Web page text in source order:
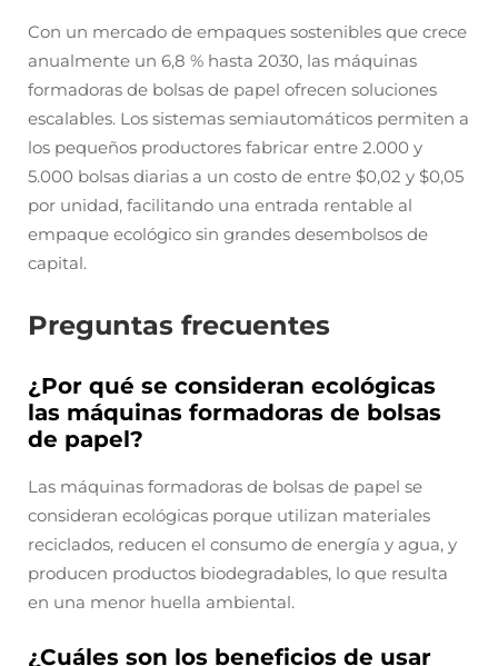
Con un mercado de empaques sostenibles que crece
anualmente un 6,8 % hasta 2030, las máquinas
formadoras de bolsas de papel ofrecen soluciones
escalables. Los sistemas semiautomáticos permiten a
los pequeños productores fabricar entre 2.000 y
5.000 bolsas diarias a un costo de entre $0,02 y $0,05
por unidad, facilitando una entrada rentable al
empaque ecológico sin grandes desembolsos de
capital.
Preguntas frecuentes
¿Por qué se consideran ecológicas
las máquinas formadoras de bolsas
de papel?
Las máquinas formadoras de bolsas de papel se
consideran ecológicas porque utilizan materiales
reciclados, reducen el consumo de energía y agua, y
producen productos biodegradables, lo que resulta
en una menor huella ambiental.
¿Cuáles son los beneficios de usar